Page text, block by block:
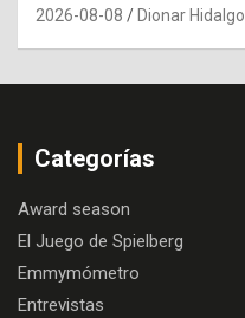
2026-08-08 Dionar Hidalgo
Categorías
Award season
El Juego de Spielberg
Emmymómetro
Entrevistas